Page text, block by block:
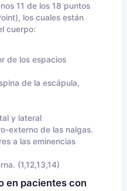
11 de los 18 puntos
los cuales están
cuerpo:
de los espacios
de la escápula,
y lateral
externo de las nalgas.
a las eminencias
(1,12,13,14)
en pacientes con